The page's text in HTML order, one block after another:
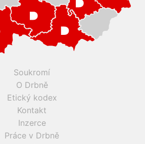
Soukromí
O Drbně
Etický kodex
Kontakt
Inzerce
Práce v Drbně